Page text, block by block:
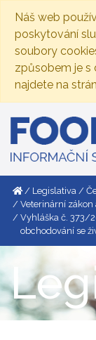
Náš web
poskytování
soubory
způsobem je s
najdete na
Legislativa
Veterinární
Vyhláška č. 373/
obchodování se